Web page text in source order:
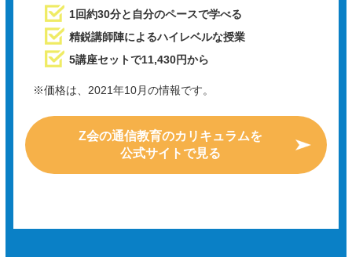
1回約30分と自分のペースで学べる
精鋭講師陣によるハイレベルな授業
5講座セットで11,430円から
※価格は、2021年10月の情報です。
Z会の通信教育のカリキュラムを
公式サイトで見る